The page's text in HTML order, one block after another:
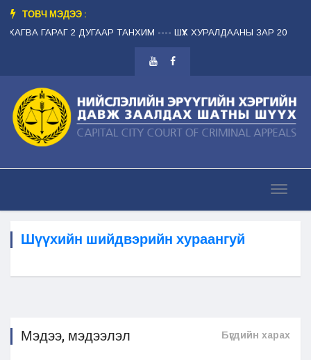
ТОВЧ МЭДЭЭ :
ГАРАГ 2 ДУГААР ТАНХИМ -- -- ШҮҮХ ХУРАЛДААНЫ ЗАР
Шүүхийн шийдвэрийн хураангуй
Мэдээ, мэдээлэл Бүгдийн харах